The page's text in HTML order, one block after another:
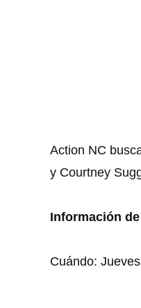
Action NC
y Courtney
Información
Cuándo: